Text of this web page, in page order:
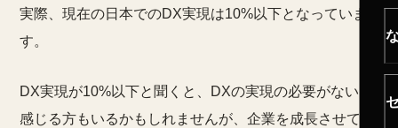
実際、現在の日本でのDX実現は10%以下となっていま
す。
DX実現が10%以下と聞くと、DXの実現の必要がないと
感じる方もいるかもしれませんが、企業を成長させてい